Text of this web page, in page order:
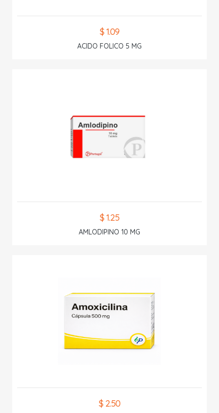
$ 1.09
ACIDO FOLICO 5 MG
$ 1.25
AMLODIPINO 10 MG
$ 2.50